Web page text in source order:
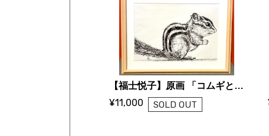
【福士悦子】原画 「コムギとコタロー４」
¥11,000 SOLD OUT